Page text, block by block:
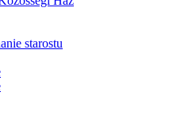
starostu